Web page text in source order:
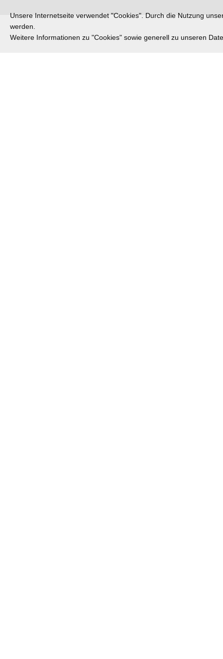
Unsere Internetseite verwendet "Cookies". Durch die Nutzung
werden.
Weitere Informationen zu "Cookies" sowie generell zu unseren